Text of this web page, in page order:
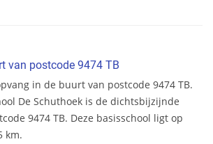
van postcode 9474 TB
in de buurt van postcode 9474 TB.
De Schuthoek is de dichtsbijzijnde
9474 TB. Deze basisschool ligt op
km.